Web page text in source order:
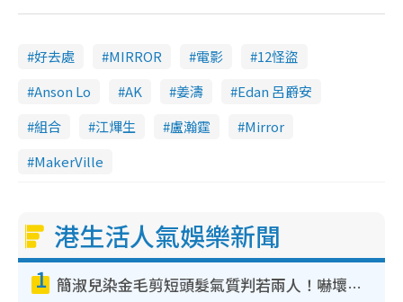
好去處 MIRROR 電影
12怪盜
Anson Lo
AK 姜濤
Edan 呂爵安
組合
江熚生 盧瀚霆
Mirror
MakerVille
港生活人氣娛樂新聞
1 簡淑兒染金毛剪短頭髮氣質判若兩人！嚇壞老公麥大力都認唔出：「你做咩事？」